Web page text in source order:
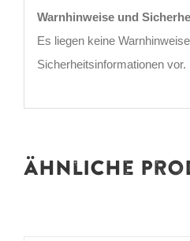
Warnhinweise und
Es liegen keine
Sicherheitsinformationen vor.
Ähnliche